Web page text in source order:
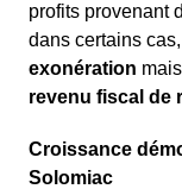
profits provenant
dans certains
exonération
revenu fiscal de
Croissance
Solomiac